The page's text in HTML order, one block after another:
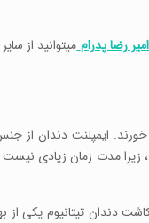
رضا پدراممیتوانید از
ایمپلنت دندان از
تحت بررسی است ، زیرا مدت زمان
دندان تیتانیوم یکی از